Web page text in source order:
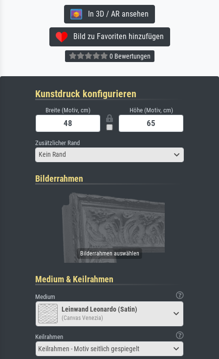
In 3D / AR ansehen
Bild zu Favoriten hinzufügen
0 Bewertungen
Kunstdruck konfigurieren
Breite (Motiv, cm) Höhe (Motiv, cm)
Zusätzlicher Rand
Kein Rand
Bilderrahmen
Medium & Keilrahmen
Medium
Leinwand Leonardo (Satin)
(Canvas Venezia)
Keilrahmen
Keilrahmen - Motiv seitlich gespiegelt